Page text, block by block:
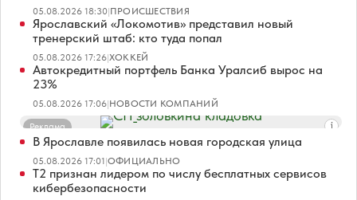
05.08.2026 18:30|ПРОИСШЕСТВИЯ
Ярославский «Локомотив» представил новый
тренерский штаб: кто туда попал
05.08.2026 17:26|ХОККЕЙ
Автокредитный портфель Банка Уралсиб вырос на
23%
05.08.2026 17:06|НОВОСТИ КОМПАНИЙ
Реклама
В Ярославле появилась новая городская улица
05.08.2026 17:01|ОФИЦИАЛЬНО
Т2 признан лидером по числу бесплатных сервисов
кибербезопасности